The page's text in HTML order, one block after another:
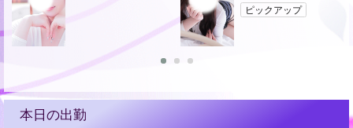
ピックアップ
本日の出勤